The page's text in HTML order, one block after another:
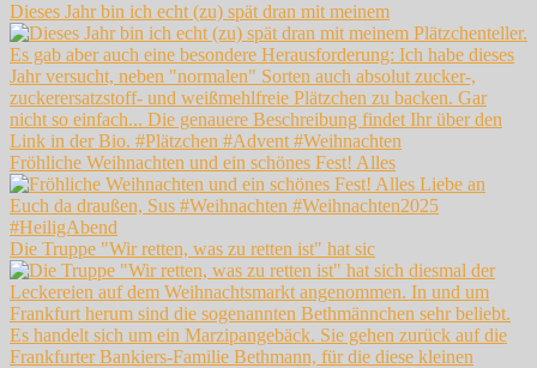
Dieses Jahr bin ich echt (zu) spät dran mit meinem
Fröhliche Weihnachten und ein schönes Fest! Alles
Die Truppe "Wir retten, was zu retten ist" hat sic